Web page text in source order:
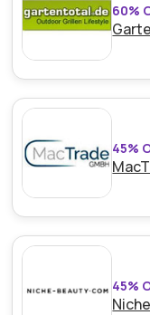
60%
45%
45%